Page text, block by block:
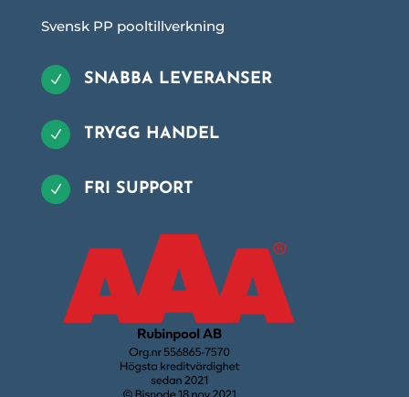
Svensk PP pooltillverkning
N SNABBA LEVERANSER
N TRYGG HANDEL
N FRI SUPPORT